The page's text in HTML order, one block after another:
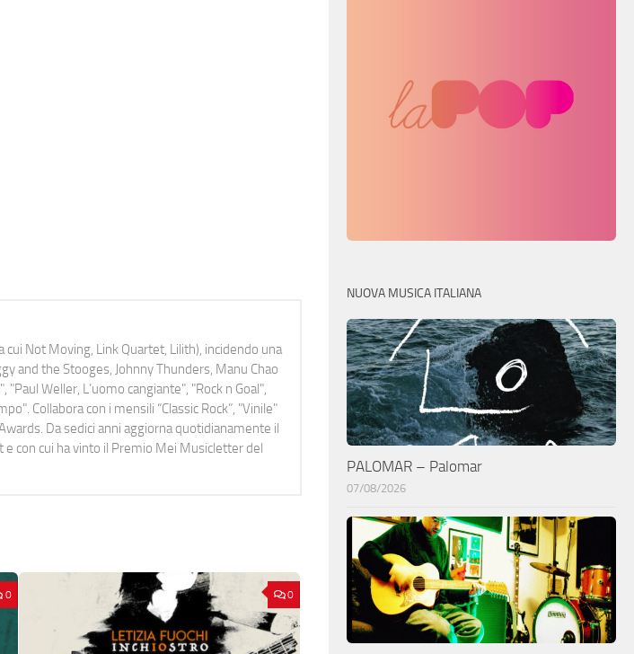
Not Moving, Link Quartet, Lilith), incidendo una
and the Stooges, Johnny Thunders, Manu Chao
Weller, L’uomo cangiante", "Rock n Goal",
Collabora con i mensili “Classic Rock”, "Vinile"
Da sedici anni aggiorna quotidianamente il
con cui ha vinto il Premio Mei Musicletter del
0 0
NUOVA MUSICA ITALIANA
PALOMAR – Palomar
07/08/2026